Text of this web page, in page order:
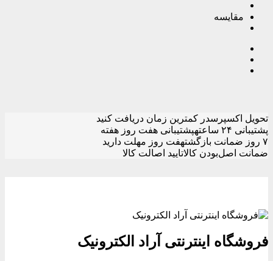
مقایسه
تحویل اکسپرسدر کمترین زمان دریافت کنید
پشتیبانی ۲۴ ساعته
پشتیبانی هفت روز هفته
۷ روز ضمانت بازگشت
هفت روز مهلت دارید
ضمانت اصل‌بودن کالاتایید اصالت کالا
فروشگاه اینترنتی آراد الکترونیک